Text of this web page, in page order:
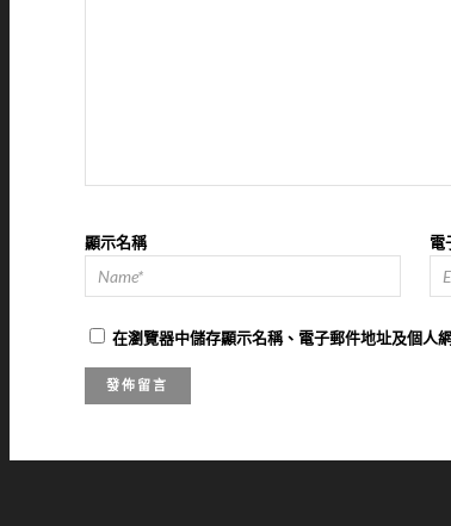
顯示名稱 電
在瀏覽器中儲存顯示名稱、電子郵件地址及個人